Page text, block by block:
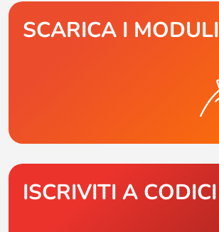
SCARICA I MODULI
ISCRIVITI A CODICI